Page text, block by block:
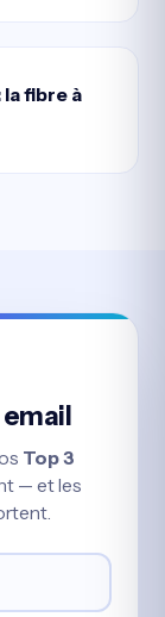
fibre à
Top 3
— et les